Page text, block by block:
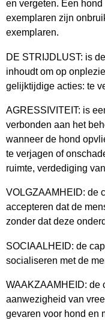
en vergeten. Een hond
exemplaren zijn
exemplaren.
DE STRIJDLUST: is
inhoudt om op
gelijktijdige acties: te
AGRESSIVITEIT: is
verbonden aan het
wanneer de hond
te verjagen of
ruimte, verdediging
VOLGZAAMHEID: de
accepteren dat de
zonder dat deze
SOCIAALHEID: de
socialiseren met de
WAAKZAAMHEID: de
aanwezigheid van
gevaren voor hond en